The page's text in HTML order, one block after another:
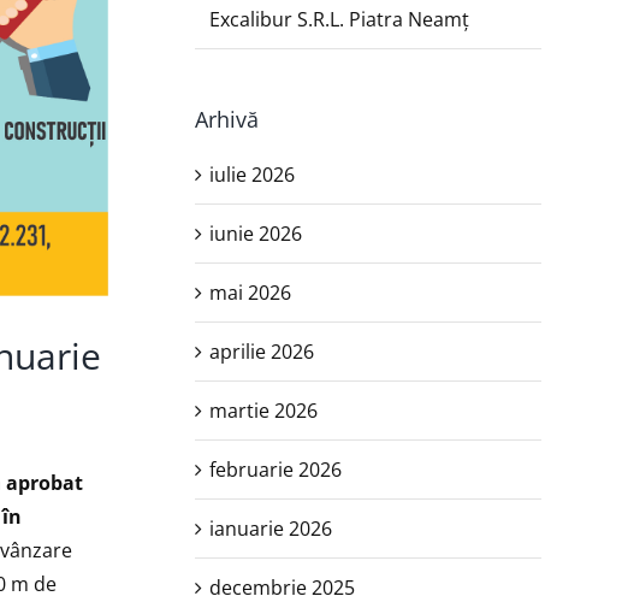
aprobat
m de
Excalibur S.R.L. Piatra Neamţ
Arhivă
iulie 2026
iunie 2026
mai 2026
aprilie 2026
martie 2026
februarie 2026
ianuarie 2026
decembrie 2025